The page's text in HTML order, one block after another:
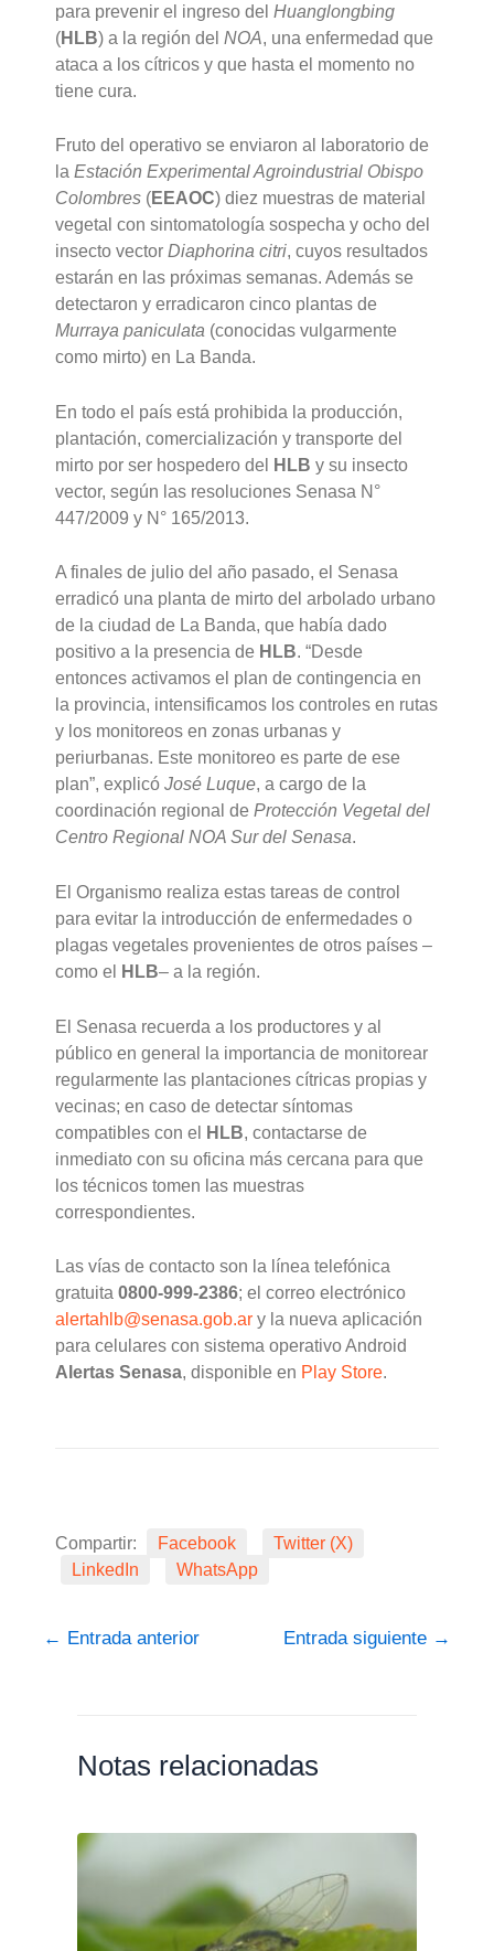
para prevenir el ingreso delHuanglongbing
(HLB) a la región delNOA, una enfermedad que
ataca a los cítricos y que hasta el momento no
tiene cura.
Fruto del operativo se enviaron al laboratorio de
laEstación Experimental Agroindustrial Obispo
Colombres (EEAOC) diez muestras de material
vegetal con sintomatología sospecha y ocho del
insecto vectorDiaphorina citri, cuyos resultados
estarán en las próximas semanas. Además se
detectaron y erradicaron cinco plantas de
Murraya paniculata (conocidas vulgarmente
como mirto) en La Banda.
En todo el país está prohibida la producción,
plantación, comercialización y transporte del
mirto por ser hospedero del
HLB y su insecto
vector, según las resoluciones Senasa N°
447/2009 y N° 165/2013.
A finales de julio del año pasado, el Senasa
erradicó una planta de mirto del arbolado urbano
de la ciudad de La Banda, que había dado
positivo a la presencia de HLB. “Desde
entonces activamos el plan de contingencia en
la provincia, intensificamos los controles en rutas
y los monitoreos en zonas urbanas y
periurbanas. Este monitoreo es parte de ese
plan”, explicóJosé Luque, a cargo de la
coordinación regional deProtección Vegetal del
Centro Regional NOA Sur del Senasa.
El Organismo realiza estas tareas de control
para evitar la introducción de enfermedades o
plagas vegetales provenientes de otros países –
como el
HLB– a la región.
El Senasa recuerda a los productores y al
público en general la importancia de monitorear
regularmente las plantaciones cítricas propias y
vecinas; en caso de detectar síntomas
compatibles con el
HLB, contactarse de
inmediato con su oficina más cercana para que
los técnicos tomen las muestras
correspondientes.
Las vías de contacto son la línea telefónica
gratuita0800-999-2386; el correo electrónico
alertahlb@senasa.gob.ar y la nueva aplicación
para celulares con sistema operativo Android
Alertas Senasa, disponible en Play Store.
Compartir: Facebook
Twitter (X)
LinkedIn
WhatsApp
← Entrada anterior Entrada siguiente →
Notas relacionadas